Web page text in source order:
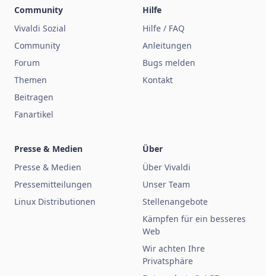
Community
Vivaldi Sozial
Community
Forum
Themen
Beitragen
Fanartikel
Hilfe
Hilfe / FAQ
Anleitungen
Bugs melden
Kontakt
Presse & Medien
Presse & Medien
Pressemitteilungen
Linux Distributionen
Über
Über Vivaldi
Unser Team
Stellenangebote
Kämpfen für ein besseres
Web
Wir achten Ihre
Privatsphäre